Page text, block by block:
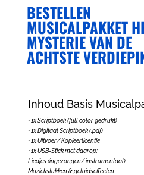
BESTELLEN
MUSICALPAKKET
MYSTERIE VAN DE
ACHTSTE
Inhoud Basis
• 1x Scriptboek (full color gedrukt)
• 1x Digitaal Scriptboek (.pdf)
• 1x Uitvoer/ Kopieerlicentie
• 1x USB-Stick met daarop:
Liedjes (ingezongen/ instrumentaal),
Muziekstukken & geluidseffecten